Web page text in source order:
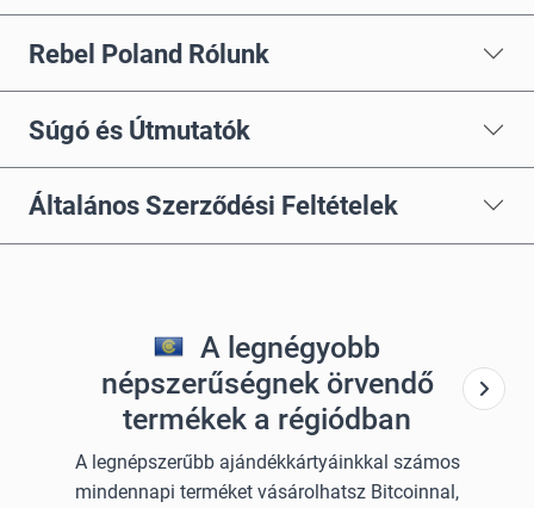
Rebel Poland Rólunk
Súgó és Útmutatók
Általános Szerződési Feltételek
A legnégyobb
népszerűségnek örvendő
termékek a régiódban
A legnépszerűbb ajándékkártyáinkkal számos
mindennapi terméket vásárolhatsz Bitcoinnal,